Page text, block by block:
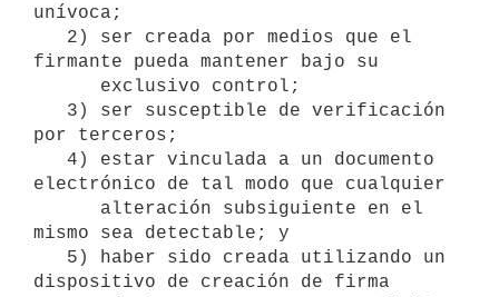
unívoca;
firmante pueda mantener bajo su
por terceros;
electrónico de tal modo que cualquier
mismo sea detectable; y
dispositivo de creación de firma